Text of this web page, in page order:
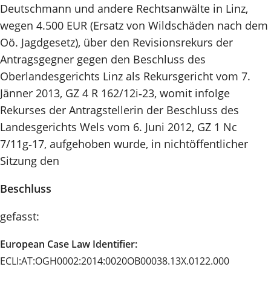
Deutschmann und andere Rechtsanwälte in Linz,
wegen 4.500 EUR (Ersatz von Wildschäden nach dem
Oö. Jagdgesetz), über den Revisionsrekurs der
Antragsgegner gegen den Beschluss des
Oberlandesgerichts Linz als Rekursgericht vom 7.
Jänner 2013, GZ 4 R 162/12i‑23, womit infolge
Rekurses der Antragstellerin der Beschluss des
Landesgerichts Wels vom 6. Juni 2012, GZ 1 Nc
7/11g‑17, aufgehoben wurde, in nichtöffentlicher
Sitzung den
Beschluss
gefasst:
European Case Law Identifier:
ECLI:AT:OGH0002:2014:0020OB00038.13X.0122.000